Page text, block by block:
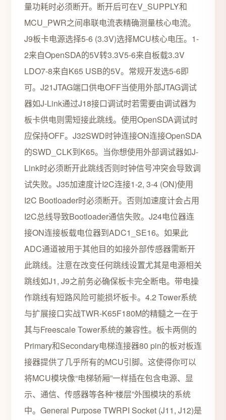
量功耗时必须断开。断开后可在V_SUPPLY和
MCU_PWR之间串联电流表精确测量核心电流。
J9板卡电源选择5-6 (3.3V)选择MCU核心电压。1-
2来自OpenSDA的5V转3.3V5-6来自板载3.3V
LDO7-8来自K65 USB的5V。常规开发选5-6即
可。J21JTAG端口供电OFF当使用外部JTAG调试
器如J-Link通过J18接口调试时若需要由调试器为
板卡供电则需短接此跳线。使用OpenSDA调试时
应保持OFF。J32SWD时钟连接ON连接OpenSDA
的SWD_CLK到K65。当你想使用外部调试器如J-
Link时必须断开此跳线否则时钟信号冲突会导致调
试失败。J35加速度计I2C连接1-2, 3-4 (ON)使用
I2C Bootloader时必须断开。否则加速度计会占用
I2C总线导致Bootloader通信失败。J24电位器连
接ON连接板载电位器到ADC1_SE16。如果此
ADC通道被用于其他目的如接外部传感器需断开
此跳线。注意在改变任何跳线设置尤其是电源相关
跳线如J1, J9之前务必确保板卡完全断电。带电操
作跳线有短路风险可能损坏板卡。4.2 Tower系统
与扩展接口实战TWR-K65F180M的精髓之一在于
其与Freescale Tower系统的兼容性。板卡两侧的
Primary和Secondary电梯连接器80 pin的板对板连
接器提供了几乎所有的MCU引脚。这使得你可以
将MCU模块像“电梯轿厢”一样插在包含电源、显
示、通信、传感器等各种“楼层”外围模块的系统
中。General Purpose TWRPI Socket (J11, J12)是